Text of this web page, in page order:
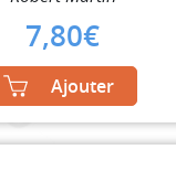
7,80€
Ajouter